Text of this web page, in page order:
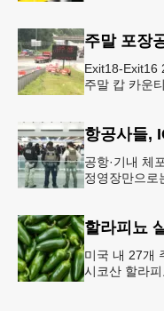
Exit18-Exit16
주말 캅 카운
공항·기내 체
정영장만으로
미국 내 27개
시코산 할라